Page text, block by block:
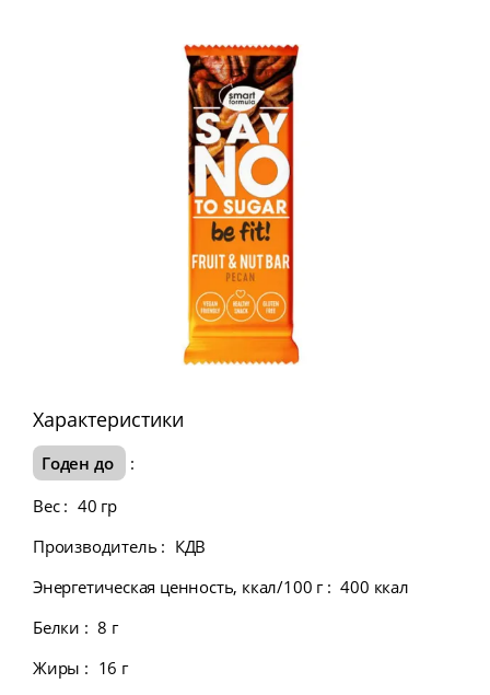
Характеристики
Годен до
:
Вес : 40 гр
Производитель : КДВ
Энергетическая ценность, ккал/100 г : 400 ккал
Белки : 8 г
Жиры : 16 г